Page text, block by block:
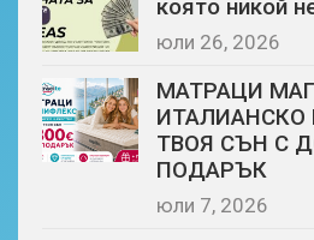
която никой
юли 26, 2026
МАТРАЦИ
ИТАЛИАНСКО
ТВОЯ СЪН С
ПОДАРЪК
юли 7, 2026